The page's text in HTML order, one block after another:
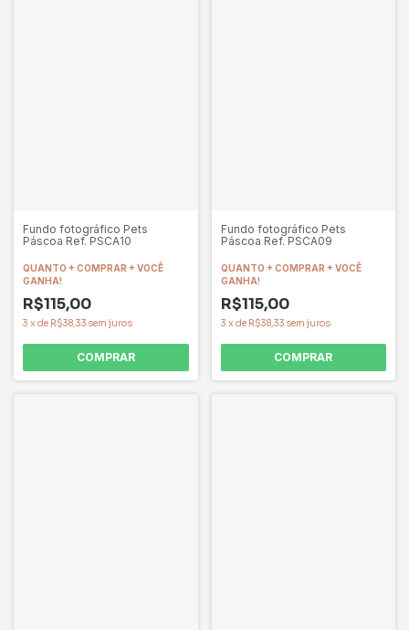
Fundo fotográfico Pets
Páscoa Ref. PSCA10
QUANTO + COMPRAR + VOCÊ
GANHA!
R$115,00
3 x de R$38,33 sem juros
COMPRAR
Fundo fotográfico Pets
Páscoa Ref. PSCA09
QUANTO + COMPRAR + VOCÊ
GANHA!
R$115,00
3 x de R$38,33 sem juros
COMPRAR